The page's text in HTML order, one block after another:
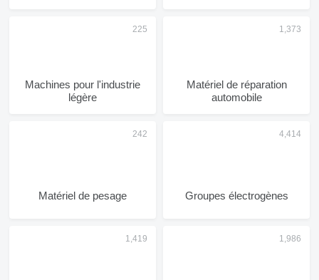
Machines pour l'industrie
légère
Matériel de réparation
automobile
Matériel de pesage Groupes électrogènes